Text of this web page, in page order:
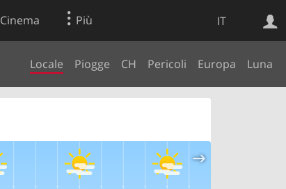
IT
Cinema Più
Locale Piogge CH Pericoli Europa Luna
Ricerca Web